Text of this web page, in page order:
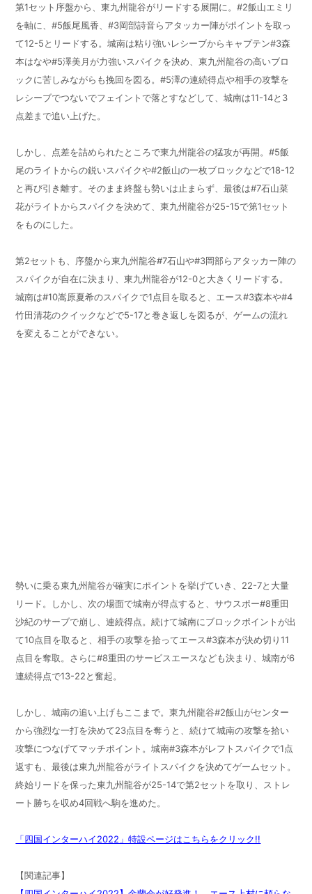
第1セット序盤から、東九州龍谷がリードする展開に。#2飯山エミリ
を軸に、#5飯尾風香、#3岡部詩音らアタッカー陣がポイントを取っ
て12-5とリードする。城南は粘り強いレシーブからキャプテン#3森
本はなや#5澤美月が力強いスパイクを決め、東九州龍谷の高いブロ
ックに苦しみながらも挽回を図る。#5澤の連続得点や相手の攻撃を
レシーブでつないでフェイントで落とすなどして、城南は11-14と3
点差まで追い上げた。
しかし、点差を詰められたところで東九州龍谷の猛攻が再開。#5飯
尾のライトからの鋭いスパイクや#2飯山の一枚ブロックなどで18-12
と再び引き離す。そのまま終盤も勢いは止まらず、最後は#7石山菜
花がライトからスパイクを決めて、東九州龍谷が25-15で第1セット
をものにした。
第2セットも、序盤から東九州龍谷#7石山や#3岡部らアタッカー陣の
スパイクが自在に決まり、東九州龍谷が12-0と大きくリードする。
城南は#10嵩原夏希のスパイクで1点目を取ると、エース#3森本や#4
竹田清花のクイックなどで5-17と巻き返しを図るが、ゲームの流れ
を変えることができない。
勢いに乗る東九州龍谷が確実にポイントを挙げていき、22-7と大量
リード。しかし、次の場面で城南が得点すると、サウスポー#8重田
沙紀のサーブで崩し、連続得点。続けて城南にブロックポイントが出
て10点目を取ると、相手の攻撃を拾ってエース#3森本が決め切り11
点目を奪取。さらに#8重田のサービスエースなども決まり、城南が6
連続得点で13-22と奮起。
しかし、城南の追い上げもここまで。東九州龍谷#2飯山がセンター
から強烈な一打を決めて23点目を奪うと、続けて城南の攻撃を拾い
攻撃につなげてマッチポイント。城南#3森本がレフトスパイクで1点
返すも、最後は東九州龍谷がライトスパイクを決めてゲームセット。
終始リードを保った東九州龍谷が25-14で第2セットを取り、ストレ
ート勝ちを収め4回戦へ駒を進めた。
「四国インターハイ2022」特設ページはこちらをクリック!!
【関連記事】